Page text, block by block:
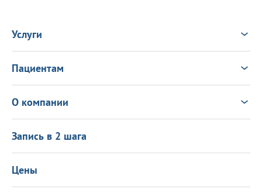
Услуги
Врачи
Консультация Онлайн
Выезд врача на дом
Пациентам
Новости
Политика в области качества
Подарочные сертификаты
Программа лояльности
О компании
Информация для пациентов
Лицензиии
Вакансии
Политика конфиденциальности
Запись в 2 шага
Цены